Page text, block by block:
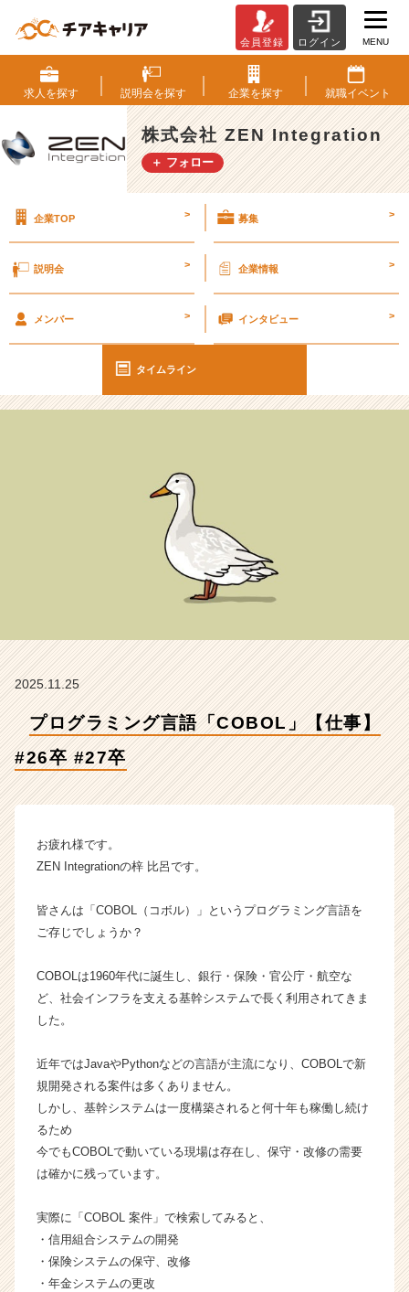
ロ
グ
ラ
ミ
ン
グ
O
L」
2
6
卒
卒
【株
I
g
r
タ
ム
ン】
|
ャ
ー・
成
か
ス
カ
ウ
ト
会員登録 ログイン MENU
求人を探す 説明会を探す 企業を探す 就職イベント
株式会社 ZEN Integration
＋ フォロー
企業TOP > 募集 >
説明会 > 企業情報 >
メンバー > インタビュー >
タイムライン
2025.11.25
プログラミング言語「COBOL」【仕事】
#26卒 #27卒
お疲れ様です。
ZEN Integrationの梓 比呂です。
皆さんは「COBOL（コボル）」というプログラミング言語を
ご存じでしょうか？
COBOLは1960年代に誕生し、銀行・保険・官公庁・航空な
ど、社会インフラを支える基幹システムで長く利用されてきま
した。
近年ではJavaやPythonなどの言語が主流になり、COBOLで新
規開発される案件は多くありません。
しかし、基幹システムは一度構築されると何十年も稼働し続け
るため
今でもCOBOLで動いている現場は存在し、保守・改修の需要
は確かに残っています。
実際に「COBOL 案件」で検索してみると、
・信用組合システムの開発
・保険システムの保守、改修
・年金システムの更改